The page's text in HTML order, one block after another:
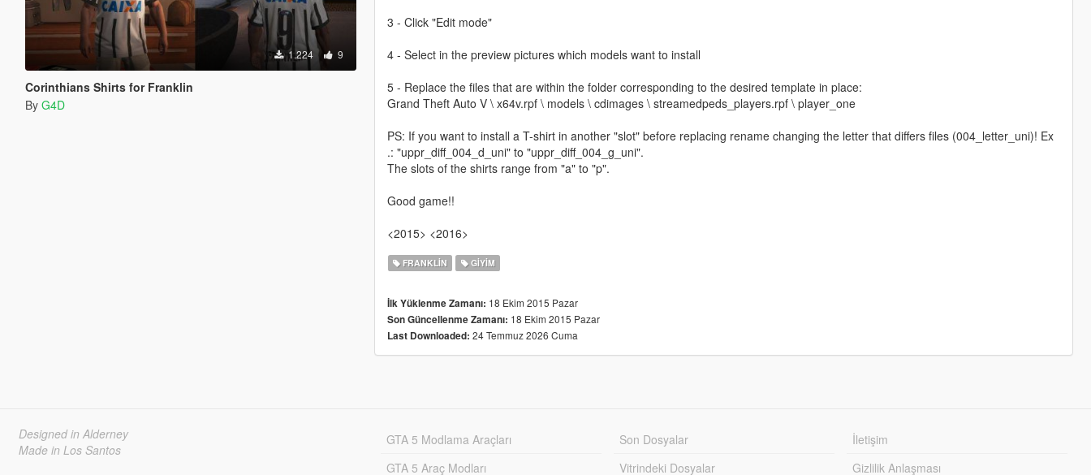
1.224 9
Corinthians Shirts for Franklin
By G4D
3 - Click "Edit mode"
4 - Select in the preview pictures which models want to install
5 - Replace the files that are within the folder corresponding to the desired template in place:
Grand Theft Auto V \ x64v.rpf \ models \ cdimages \ streamedpeds_players.rpf \ player_one
PS: If you want to install a T-shirt in another "slot" before replacing rename changing the letter that differs files (004_letter_uni)! Ex
.: "uppr_diff_004_d_uni" to "uppr_diff_004_g_uni".
The slots of the shirts range from "a" to "p".
Good game!!
<2015> <2016>
FRANKLIN GIYIM
İlk Yüklenme Zamanı: 18 Ekim 2015 Pazar
Son Güncellenme Zamanı: 18 Ekim 2015 Pazar
Last Downloaded: 24 Temmuz 2026 Cuma
Designed in Alderney
Made in Los Santos
GTA 5 Modlama Araçları
GTA 5 Araç Modları
Son Dosyalar
Vitrindeki Dosyalar
İletişim
Gizlilik Anlaşması